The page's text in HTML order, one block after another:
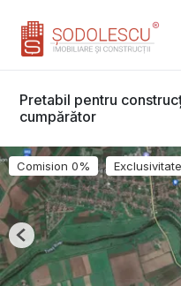
Pretabil pentru
cumpărător
Comision 0% Exclusivitate
Previous